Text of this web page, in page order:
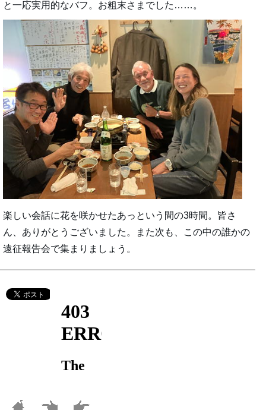
と一応実用的なバフ。お粗末さまでした……。
楽しい会話に花を咲かせたあっという間の3時間。皆さ
ん、ありがとうございました。また次も、この中の誰かの
遠征報告会で集まりましょう。